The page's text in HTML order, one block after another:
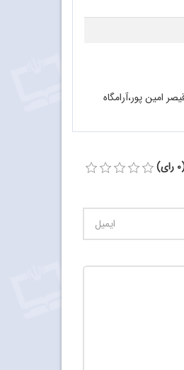
امین پور،آرامگاه